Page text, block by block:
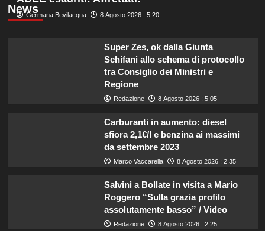
sorprendentemente
basso.
NewsGermana Bevilacqua 8 Agosto 2026 : 5:20
Super Zes, ok dalla Giunta
Schifani allo schema di protocollo
tra Consiglio dei Ministri e
Regione
Redazione 8 Agosto 2026 : 5:05
Carburanti in aumento: diesel
sfiora 2,1€/l e benzina ai massimi
da settembre 2023
Marco Vaccarella 8 Agosto 2026 : 2:35
Salvini a Bollate in visita a Mario
Roggero “Sulla grazia profilo
assolutamente basso” / Video
Redazione 8 Agosto 2026 : 2:25